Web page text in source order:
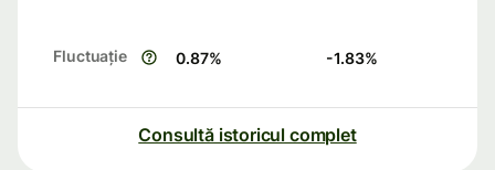
Fluctuație 0.87% -1.83%
Consultă istoricul complet